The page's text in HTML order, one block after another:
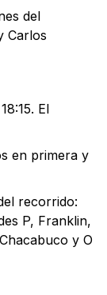
del
Carlos
El
en primera y
recorrido:
P, Franklin,
y O